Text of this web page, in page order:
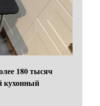
180 тысяч
кухонный